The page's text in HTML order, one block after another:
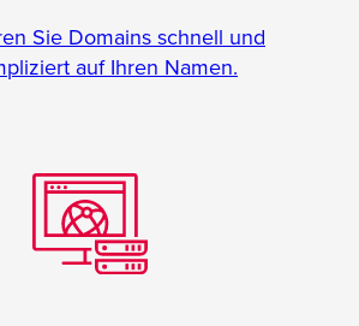
Sie Domains schnell und
auf Ihren Namen.